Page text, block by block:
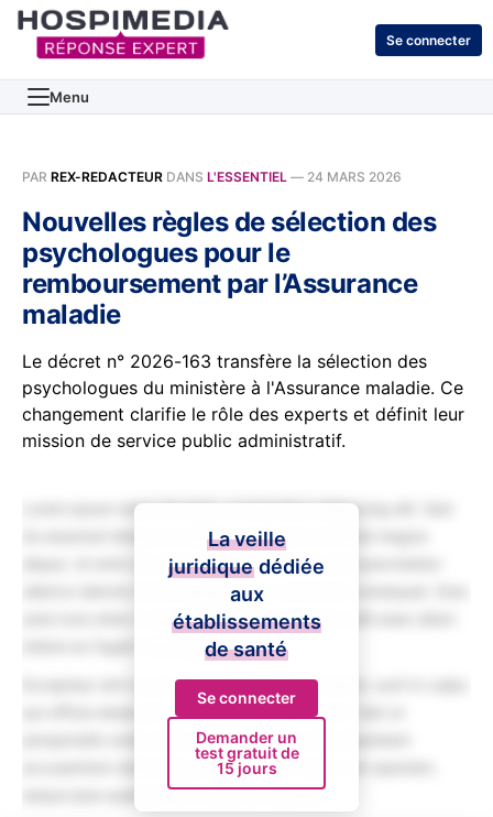
Se connecter
Menu
PAR REX-REDACTEUR DANS L'ESSENTIEL — 24 MARS 2026
Nouvelles règles de sélection des
psychologues pour le
remboursement par l’Assurance
maladie
Le décret n° 2026-163 transfère la sélection des
psychologues du ministère à l'Assurance maladie. Ce
changement clarifie le rôle des experts et définit leur
mission de service public administratif.
Lorem ipsum dolor sit amet, consectetur adipiscing elit. Sed
do eiusmod tempor incididunt ut labore et dolore magna
aliqua. Ut enim ad minim veniam, quis nostrud exercitation
ullamco laboris nisi ut aliquip ex ea commodo consequat. Duis
aute irure dolor in reprehenderit in voluptate velit esse cillum
dolore eu fugiat nulla pariatur.
Excepteur sint occaecat cupidatat non proident, sunt in culpa
qui officia deserunt mollit anim id est laborum. Sed ut
perspiciatis unde omnis iste natus error sit voluptatem
accusantium doloremque laudantium, totam rem aperiam,
eaque ipsa quae ab illo inventore veritatis.
La veille
juridique dédiée
aux
établissements
de santé
Se connecter
Demander un
test gratuit de
15 jours